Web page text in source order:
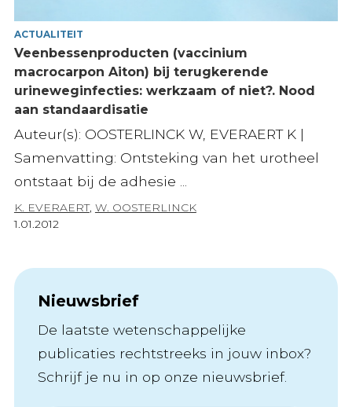
ACTUALITEIT
Veenbessenproducten (vaccinium
macrocarpon Aiton) bij terugkerende
urineweginfecties: werkzaam of niet?. Nood
aan standaardisatie
Auteur(s): OOSTERLINCK W, EVERAERT K |
Samenvatting: Ontsteking van het urotheel
ontstaat bij de adhesie ...
K. EVERAERT, W. OOSTERLINCK
1.01.2012
Nieuwsbrief
De laatste wetenschappelijke
publicaties rechtstreeks in jouw inbox?
Schrijf je nu in op onze nieuwsbrief.